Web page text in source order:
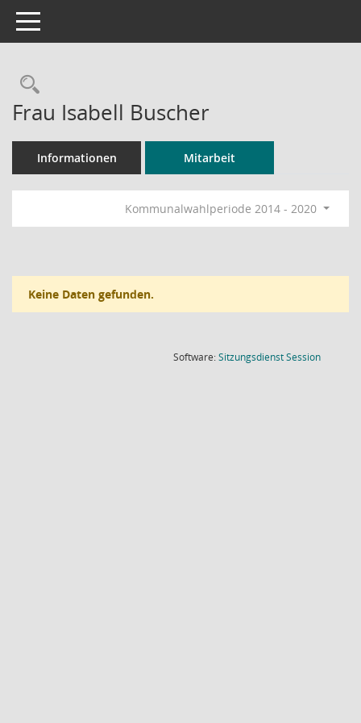
Toggle navigation
Rechercheauswahl
Frau Isabell Buscher
Informationen Mitarbeit
Kommunalwahlperiode 2014 - 2020
Keine Daten gefunden.
Software:SitzungsdienstSession(Wird in